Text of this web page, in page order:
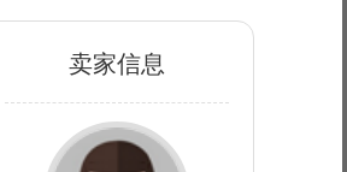
卖家信息